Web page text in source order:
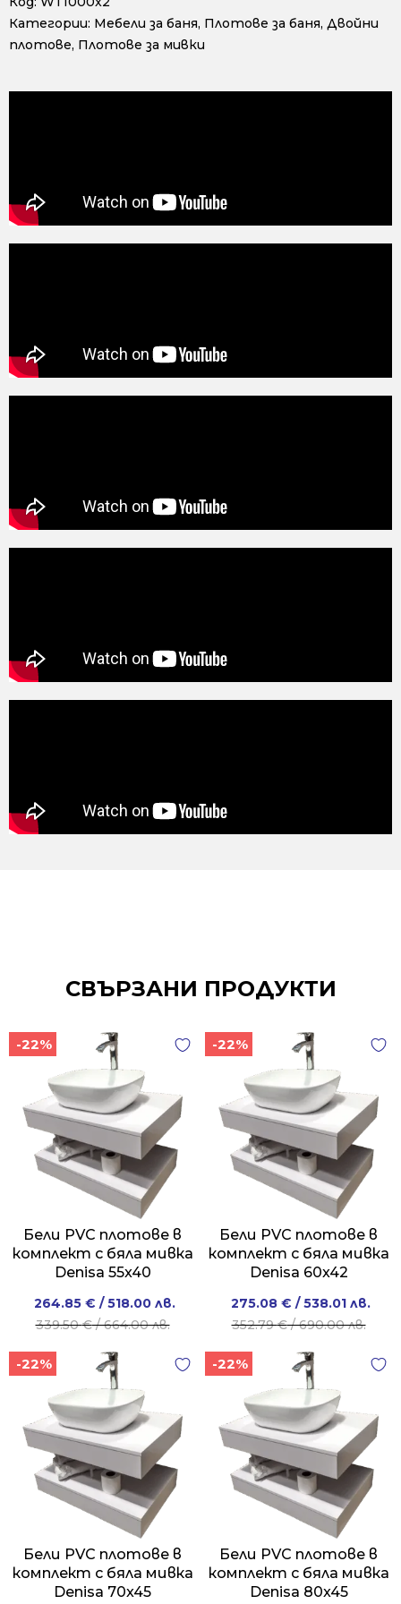
Категории: Мебели за баня, Плотове за баня, Двойни
плотове, Плотове за мивки
СВЪРЗАНИ ПРОДУКТИ
-22%
Бели PVC плотове в
комплект с бяла мивка
Denisa 55x40
339.50€/ 664.00 лв.
Original
price
339.50 €
/
664.00 лв..
264.85 € / 518.00 лв.
Current
price
264.85 €
/
518.00 лв..
-22%
Бели PVC плотове в
комплект с бяла мивка
Denisa 60x42
352.79€/ 690.00 лв.
Original
price
352.79 €
/
690.00 лв..
275.08 € / 538.01 лв.
Current
price
275.08 €
/
538.01 лв..
-22%
Бели PVC плотове в
комплект с бяла мивка
Denisa 70x45
-22%
Бели PVC плотове в
комплект с бяла мивка
Denisa 80x45